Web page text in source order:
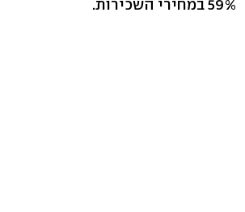
59% במחירי השכירות.